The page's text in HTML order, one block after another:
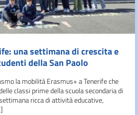
una settimana di crescita e
della San Paolo
la mobilità Erasmus+ a Tenerife che
classi prime della scuola secondaria di
ricca di attività educative,